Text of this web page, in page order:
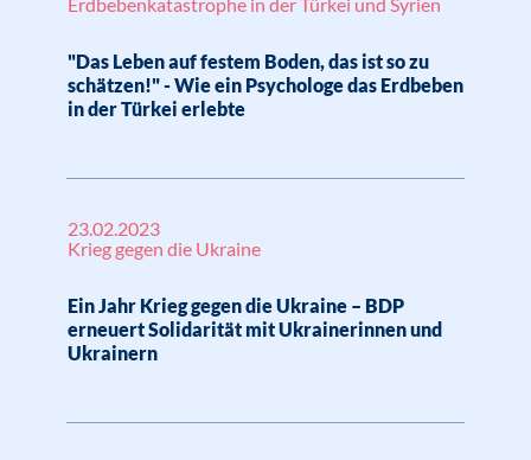
"Das Leben auf festem Boden, das ist so zu
schätzen!" - Wie ein Psychologe das Erdbeben
in der Türkei erlebte
23.02.2023
Krieg gegen die Ukraine
Ein Jahr Krieg gegen die Ukraine – BDP
erneuert Solidarität mit Ukrainerinnen und
Ukrainern